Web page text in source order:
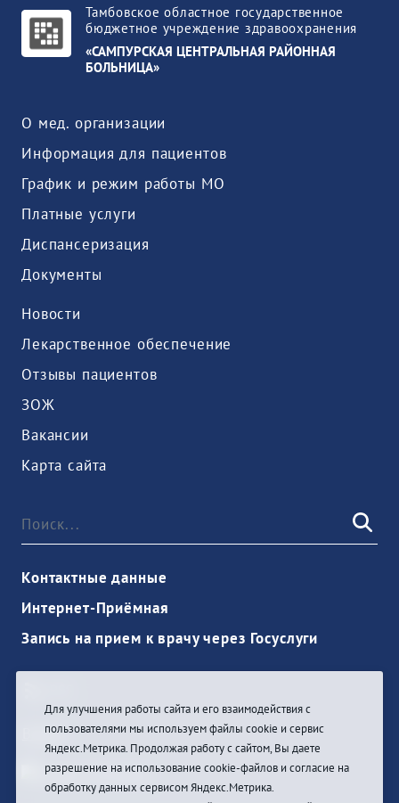
Тамбовское областное государственное
бюджетное учреждение здравоохранения
«САМПУРСКАЯ ЦЕНТРАЛЬНАЯ РАЙОННАЯ
БОЛЬНИЦА»
О мед. организации
Информация для пациентов
График и режим работы МО
Платные услуги
Диспансеризация
Документы
Новости
Лекарственное обеспечение
Отзывы пациентов
ЗОЖ
Вакансии
Карта сайта
Контактные данные
Интернет-Приёмная
Запись на прием к врачу через Госуслуги
Войти
Для улучшения работы сайта и его взаимодействия с
пользователями мы используем файлы cookie и сервис
Яндекс.Метрика. Продолжая работу с сайтом, Вы даете
разрешение на использование cookie-файлов и согласие на
обработку данных сервисом Яндекс.Метрика.